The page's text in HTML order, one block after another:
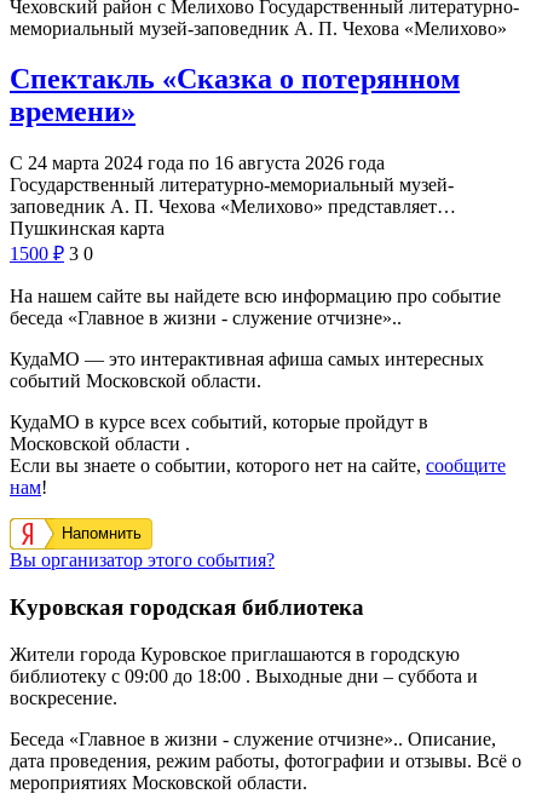
Чеховский район с Мелихово Государственный литературно-
мемориальный музей-заповедник А. П. Чехова «Мелихово»
Спектакль «Сказка о потерянном
времени»
С 24 марта 2024 года по 16 августа 2026 года
Государственный литературно-мемориальный музей-
заповедник А. П. Чехова «Мелихово» представляет…
Пушкинская карта
1500 ₽ 3 0
На нашем сайте вы найдете всю информацию про событие
беседа «Главное в жизни - служение отчизне»..
КудаМО — это интерактивная афиша самых интересных
событий Московской области.
КудаМО в курсе всех событий, которые пройдут в
Московской области .
Если вы знаете о событии, которого нет на сайте, сообщите
нам!
Напомнить
Вы организатор этого события?
Куровская городская библиотека
Жители города Куровское приглашаются в городскую
библиотеку с 09:00 до 18:00 . Выходные дни – суббота и
воскресение.
Беседа «Главное в жизни - служение отчизне».. Описание,
дата проведения, режим работы, фотографии и отзывы. Всё о
мероприятиях Московской области.